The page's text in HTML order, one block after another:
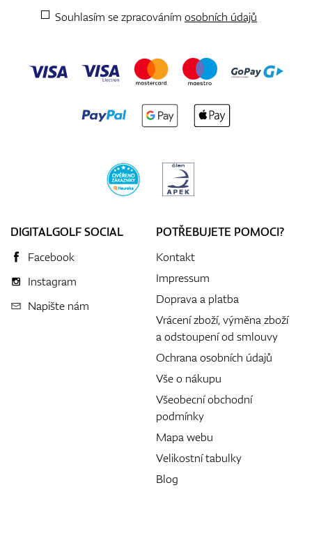
Souhlasím se zpracováním osobních údajů
DIGITALGOLF SOCIAL
Facebook
Instagram
Napište nám
POTŘEBUJETE POMOCI?
Kontakt
Impressum
Doprava a platba
Vrácení zboží, výměna zboží
a odstoupení od smlouvy
Ochrana osobních údajů
Vše o nákupu
Všeobecní obchodní
podmínky
Mapa webu
Velikostní tabulky
Blog